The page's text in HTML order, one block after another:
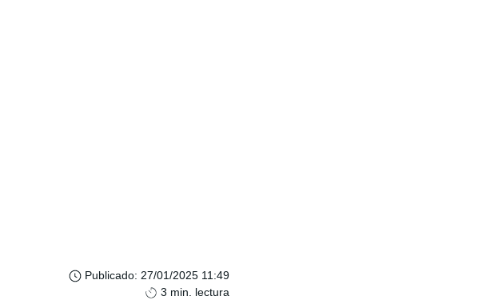
Publicado: 27/01/2025 11:49
3 min. lectura